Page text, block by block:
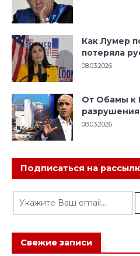
Как Лумер
потеряла
08.03.2026
От Обамы к
разрушения
08.03.2026
Подписаться на
Свежие записи